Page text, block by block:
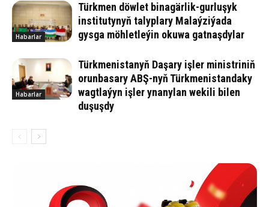
Habarlar
Türkmen döwlet binagärlik-gurluşyk
institutynyň talyplary Malaýziýada
gysga möhletleýin okuwa gatnaşdylar
Habarlar
Türkmenistanyň Daşary işler ministriniň
orunbasary ABŞ-nyň Türkmenistandaky
wagtlaýyn işler ynanylan wekili bilen
duşuşdy